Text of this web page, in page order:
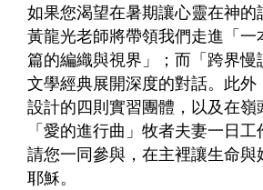
如果您渴望在暑期讓心靈在神的
黃龍光老師將帶領我們走進「一
篇的編織與視界」；而「跨界慢
文學經典展開深度的對話。此外
設計的四則實習團體，以及在嶺
「愛的進行曲」牧者夫妻一日
請您一同參與，在主裡讓生命與
耶穌。